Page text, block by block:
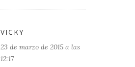
VICKY
23 de marzo de 2015 a las
12:17